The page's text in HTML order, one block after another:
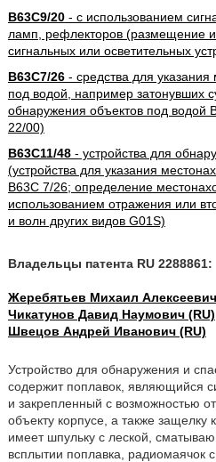
B63C9/20- с использованием
ламп, рефлекторов (размещение
сигнальных или осветительных
B63C7/26- средства для указания
под водой, например затонувших
обнаружения объектов под водой
22/00)
B63C11/48- устройства для
(устройства для указания
B63C 7/26; определение
использованием отражения или
и волн других видов G01S)
Владельцы патента RU 2288861:
Жеребятьев Михаил
Чикатунов Давид Наумович (RU)
Швецов Андрей Иванович (RU)
Устройство для обнаружения и
содержит поплавок, являющийся
и закрепленный с возможностью
объекту корпусе, а также защелку
имеет шпульку с леской,
всплытии поплавка, радиомаячок